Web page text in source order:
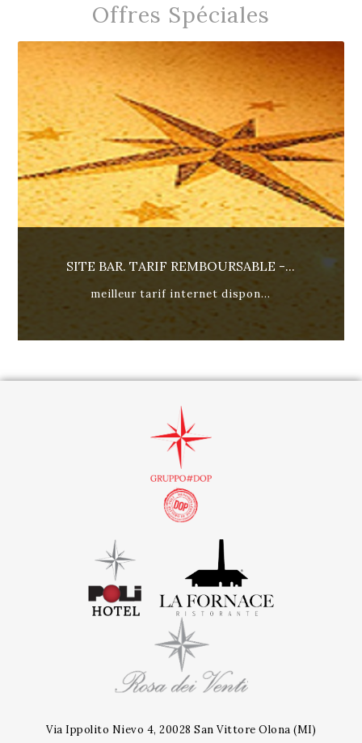
Offres Spéciales
SITE BAR. TARIF REMBOURSABLE -...
meilleur tarif internet dispon...
Via Ippolito Nievo 4, 20028 San Vittore Olona (MI)